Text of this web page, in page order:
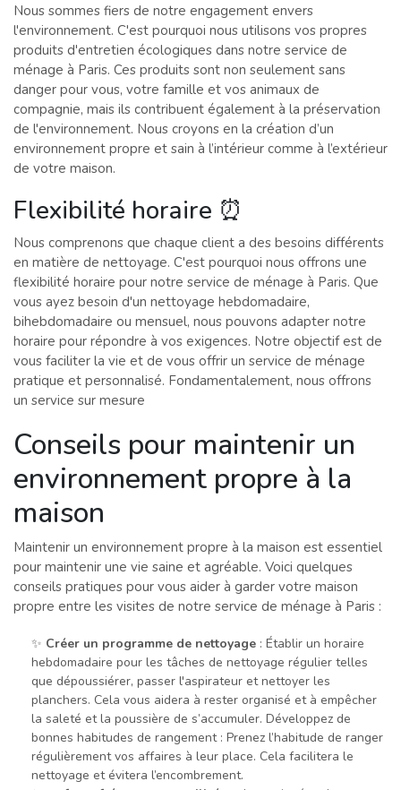
Nous sommes fiers de notre engagement envers
l'environnement. C'est pourquoi nous utilisons vos propres
produits d'entretien écologiques dans notre service de
ménage à Paris. Ces produits sont non seulement sans
danger pour vous, votre famille et vos animaux de
compagnie, mais ils contribuent également à la préservation
de l'environnement. Nous croyons en la création d’un
environnement propre et sain à l’intérieur comme à l’extérieur
de votre maison.
Flexibilité horaire ⏰
Nous comprenons que chaque client a des besoins différents
en matière de nettoyage. C'est pourquoi nous offrons une
flexibilité horaire pour notre service de ménage à Paris. Que
vous ayez besoin d'un nettoyage hebdomadaire,
bihebdomadaire ou mensuel, nous pouvons adapter notre
horaire pour répondre à vos exigences. Notre objectif est de
vous faciliter la vie et de vous offrir un service de ménage
pratique et personnalisé. Fondamentalement, nous offrons
un service sur mesure
Conseils pour maintenir un
environnement propre à la
maison
Maintenir un environnement propre à la maison est essentiel
pour maintenir une vie saine et agréable. Voici quelques
conseils pratiques pour vous aider à garder votre maison
propre entre les visites de notre service de ménage à Paris :
✨ Créer un programme de nettoyage : Établir un horaire
hebdomadaire pour les tâches de nettoyage régulier telles
que dépoussiérer, passer l'aspirateur et nettoyer les
planchers. Cela vous aidera à rester organisé et à empêcher
la saleté et la poussière de s’accumuler. Développez de
bonnes habitudes de rangement : Prenez l’habitude de ranger
régulièrement vos affaires à leur place. Cela facilitera le
nettoyage et évitera l’encombrement.